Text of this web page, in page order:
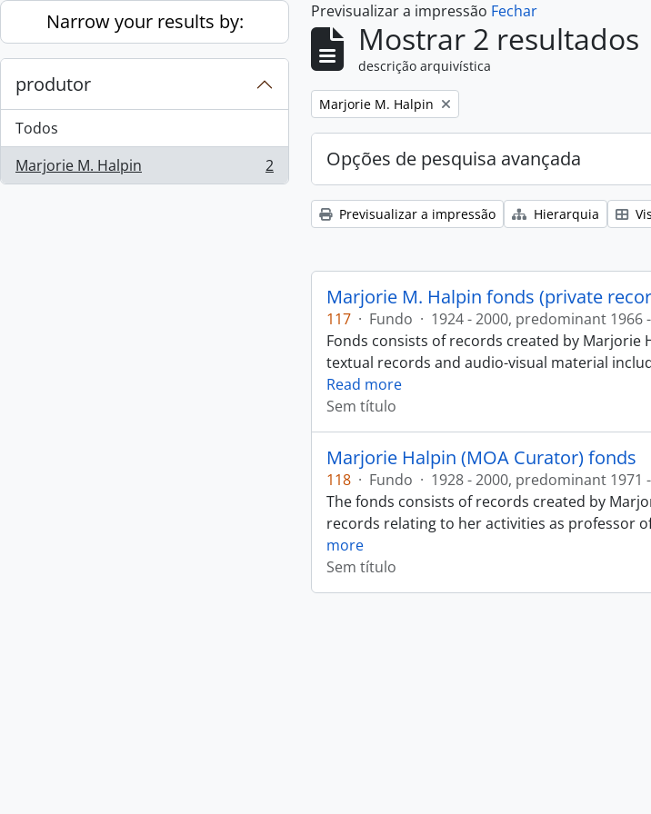
Skip to main content
Narrow your results by:
produtor
Todos
Marjorie M. Halpin
, 2 resultados 2
Previsualizar a impressão Fechar
Mostrar 2 resultados
descrição arquivística
Remove filter:
Marjorie M. Halpin
Opções de pesquisa avançada
Previsualizar a impressão Hierarquia
Marjorie M. Halpin fonds (private
117 · Fundo · 1924 - 2000, predominant 1966
Fonds consists of records created by
textual records and audio-visual material
Read more
Sem título
Marjorie Halpin (MOA Curator) fonds
118 · Fundo · 1928 - 2000, predominant 1971
The fonds consists of records created by
records relating to her activities as professor
more
Sem título